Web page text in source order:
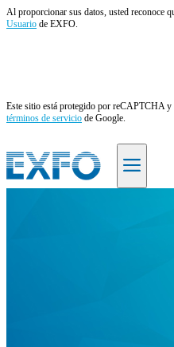
Al proporcionar sus datos, usted reconoce
Usuario de EXFO.
Este sitio está protegido por reCAPTCHA y
términos de servicio de Google.